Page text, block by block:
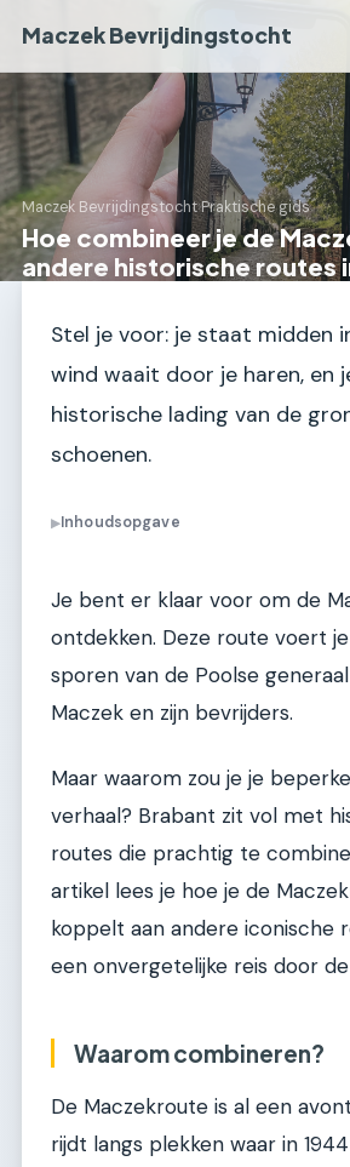
Maczek Bevrijdingstocht
Maczek Bevrijdingstocht›Praktische gids
Hoe combineer je de
andere historische routes
Stel je voor: je staat midden
wind waait door je haren, en
historische lading van de
schoenen.
▶Inhoudsopgave
Je bent er klaar voor om de
ontdekken. Deze route voert
sporen van de Poolse generaal
Maczek en zijn bevrijders.
Maar waarom zou je je
verhaal? Brabant zit vol met
routes die prachtig te
artikel lees je hoe je de
koppelt aan andere iconische
een onvergetelijke reis door
Waarom combineren?
De Maczekroute is al een
rijdt langs plekken waar in